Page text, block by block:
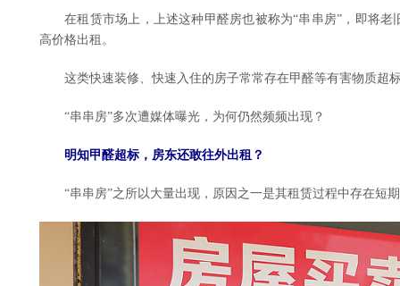
在租赁市场上，上述这种甲醛房也被称为“串串房”，即将老
高价格出租。
这类快速装修、快速入住的房子常常存在甲醛等有害物质超
“串串房”多次遭媒体曝光，为何仍然频频出现？
明知甲醛超标，房东还敢往外出租？
“串串房”之所以大量出现，原因之一是其租赁过程中存在短